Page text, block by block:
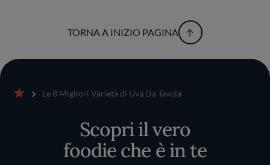
TORNA A INIZIO PAGINA
Le 8 Migliori Varietà di Uva Da Tavola
Scopri il vero
foodie che è in te